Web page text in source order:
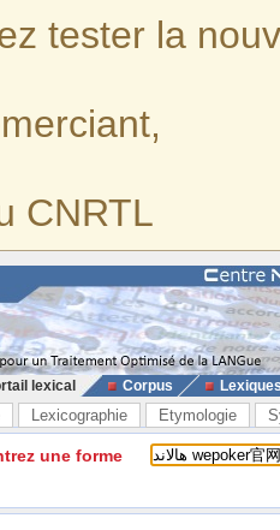
tester la
CNRTL
lexical Corpus
Lexicographie Etymologie
une forme